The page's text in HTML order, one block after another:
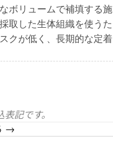
ボリュームで補填する施
取した生体組織を使うた
クが低く、長期的な定着
記です。
→